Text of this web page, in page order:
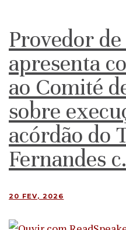
Provedor
apresenta
ao Comité
sobre
acórdão do
Fernandes
20 FEV, 2026